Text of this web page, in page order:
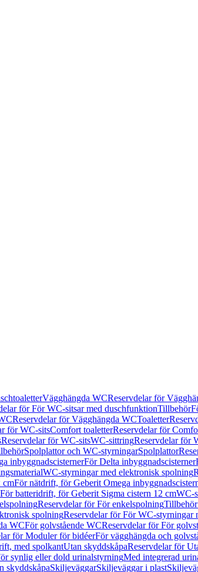
Vägghängda WCReservdelar för
för För WC-sitsar med duschfunktionTillbehör
Reservdelar för Vägghängda WCToaletter
för WC-sitsComfort toaletterReservdelar för
Reservdelar för WC-sitsWC-sittringReservdelar för
Spolplattor och WC-styrningarSpolplattor
inbyggnadscisternerFör Delta inbyggnadscisterner
WC-styrningar med elektronisk spolning
cmFör nätdrift, för Geberit Omega
batteridrift, för Geberit Sigma cistern 12 cmWC-
Reservdelar för För enkelspolning
spolningReservdelar för För WC-styrningar
WCFör golvstående WCReservdelar för För
för Moduler för bidéerFör vägghängda och
med spolkantUtan skyddskåpaReservdelar för
synlig eller dold urinalstyrningMed integrerad
skyddskåpaSkiljeväggarSkiljeväggar i plast